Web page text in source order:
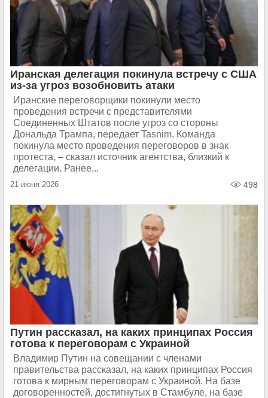
Иранская делегация покинула встречу с США
из-за угроз возобновить атаки
Иранские переговорщики покинули место
проведения встречи с представителями
Соединенных Штатов после угроз со стороны
Дональда Трампа, передает Tasnim. Команда
покинула место проведения переговоров в знак
протеста, – сказал источник агентства, близкий к
делегации. Ранее...
21 июня 2026 498
Путин рассказал, на каких принципах Россия
готова к переговорам с Украиной
Владимир Путин на совещании с членами
правительства рассказал, на каких принципах Россия
готова к мирным переговорам с Украиной. На базе
договоренностей, достигнутых в Стамбуле, на базе